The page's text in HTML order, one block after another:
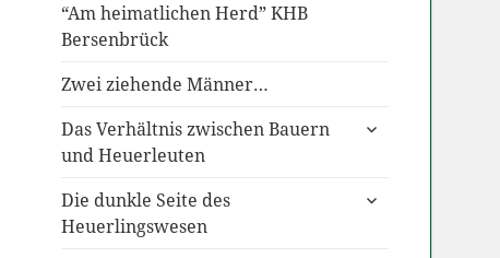
“Am heimatlichen Herd” KHB
Bersenbrück
Zwei ziehende Männer…
Das Verhältnis zwischen Bauern
und Heuerleuten
untermenü
Die dunkle Seite des
Heuerlingswesen
untermenü